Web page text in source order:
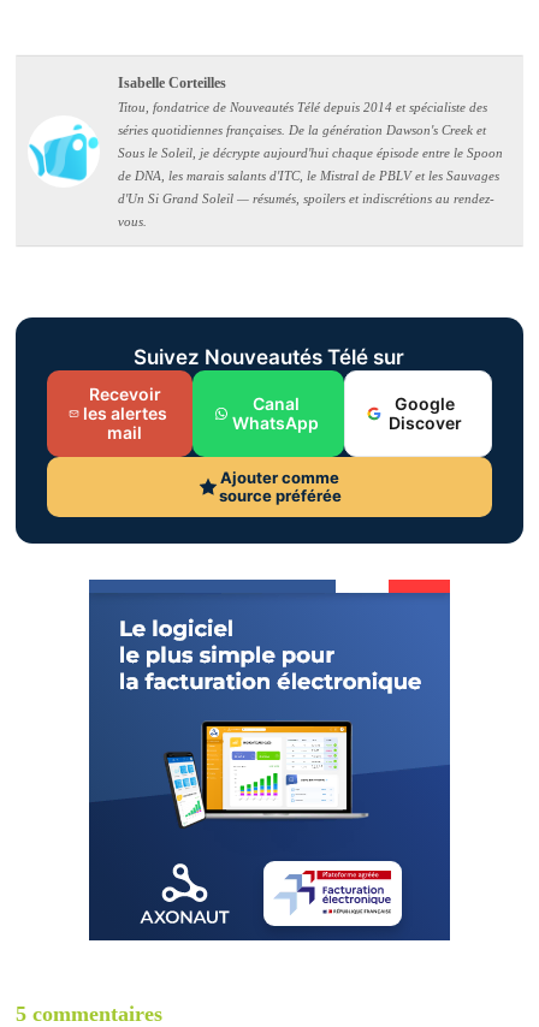
Isabelle Corteilles
Titou, fondatrice de Nouveautés Télé depuis 2014 et spécialiste des
séries quotidiennes françaises. De la génération Dawson's Creek et
Sous le Soleil, je décrypte aujourd'hui chaque épisode entre le Spoon
de DNA, les marais salants d'ITC, le Mistral de PBLV et les Sauvages
d'Un Si Grand Soleil — résumés, spoilers et indiscrétions au rendez-
vous.
Suivez Nouveautés Télé sur
Recevoir
les alertes
mail
Canal
WhatsApp
Google
Discover
Ajouter comme
source préférée
5 commentaires